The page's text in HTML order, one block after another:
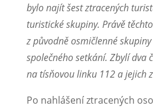
bylo najít šest ztracených
turistické skupiny. Právě
z původně osmičlenné
společného setkání. Zbylí dva
na tísňovou linku 112 a jejich
Po nahlášení ztracených